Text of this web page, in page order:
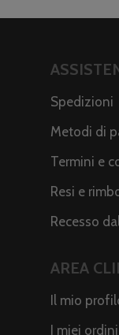
Spedizioni
Metodi di
Termini e
Resi e
Recesso
AREA
Il mio
I miei ordini